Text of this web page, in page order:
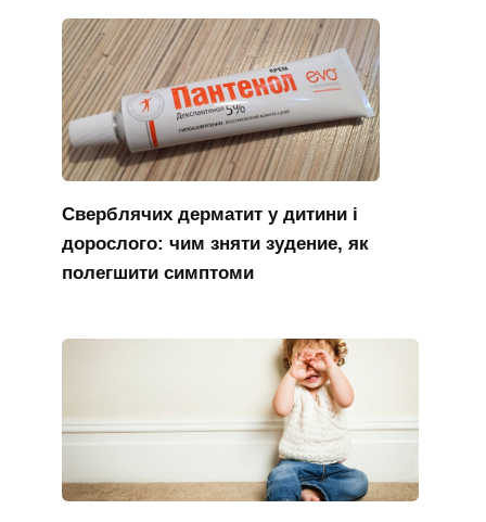
Сверблячих дерматит у дитини і
дорослого: чим зняти зудение, як
полегшити симптоми